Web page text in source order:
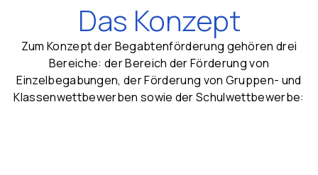
Das Konzept
Zum Konzept der Begabtenförderung gehören drei
Bereiche: der Bereich der Förderung von
Einzelbegabungen, der Förderung von Gruppen- und
Klassenwettbewerben sowie der Schulwettbewerbe: